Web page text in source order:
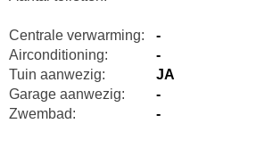
Centrale verwarming:
-
Airconditioning:
-
Tuin aanwezig:
JA
Garage aanwezig:
-
Zwembad:
-